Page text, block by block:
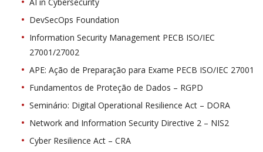
AI in Cybersecurity
DevSecOps Foundation
Information Security Management PECB ISO/IEC
27001/27002
APE: Ação de Preparação para Exame PECB ISO/IEC 27001
Fundamentos de Proteção de Dados – RGPD
Seminário: Digital Operational Resilience Act – DORA
Network and Information Security Directive 2 – NIS2
Cyber Resilience Act – CRA